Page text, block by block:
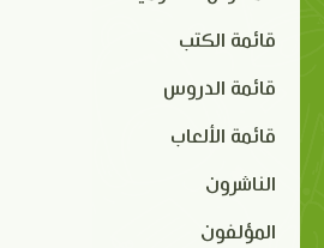
قائمة الكتب
قائمة الدروس
قائمة الألعاب
الناشرون
المؤلفون